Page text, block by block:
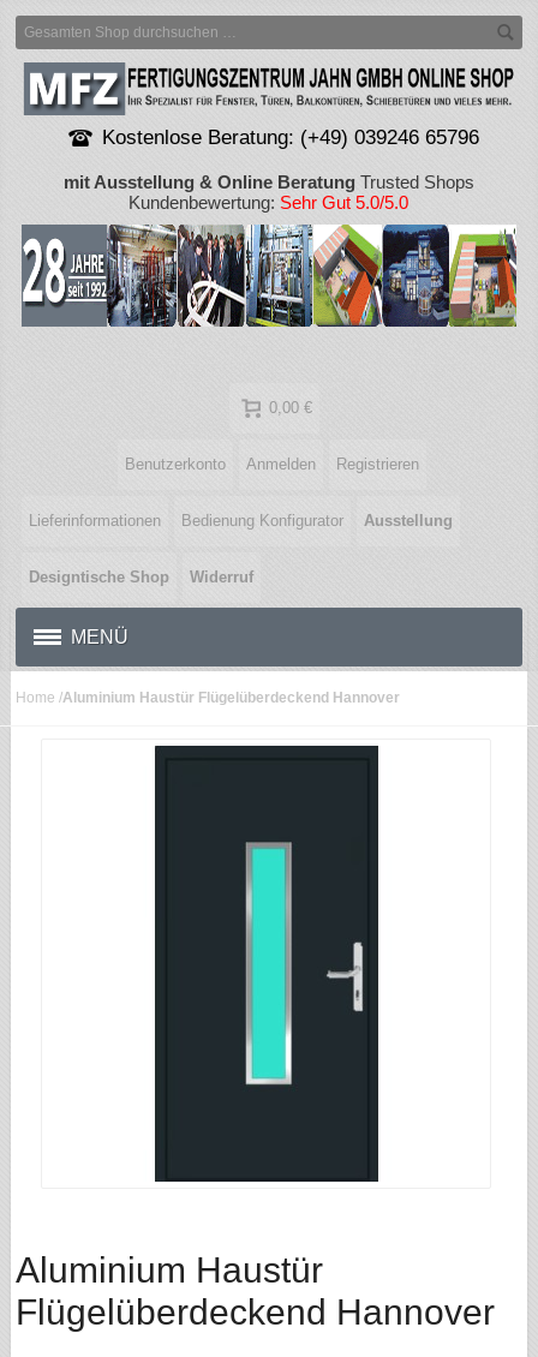
Kostenlose Beratung: (+49) 039246 65796
mit Ausstellung & Online BeratungTrusted Shops
Kundenbewertung:Sehr Gut 5.0/5.0
0,00 €
Benutzerkonto Anmelden Registrieren
Lieferinformationen Bedienung Konfigurator Ausstellung
Designtische Shop Widerruf
MENÜ
Home /Aluminium Haustür Flügelüberdeckend Hannover
Aluminium Haustür
Flügelüberdeckend Hannover